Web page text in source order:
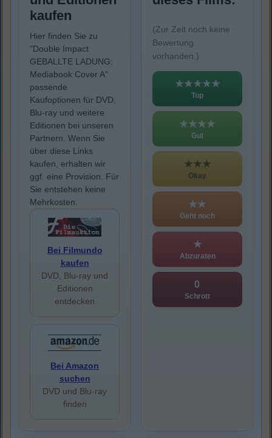
kaufen
Hier finden Sie zu
"Double Impact
GEBALLTE LADUNG:
Mediabook Cover A"
passende
Kaufoptionen für DVD,
Blu-ray und weitere
Editionen bei unseren
Partnern. Wenn Sie
über diese Links
kaufen, erhalten wir
ggf. eine Provision. Für
Sie entstehen keine
Mehrkosten.
Bei Filmundo
kaufen
DVD, Blu-ray und
Editionen
entdecken
Bei Amazon
suchen
DVD und Blu-ray
finden
(Zur Zeit noch keine
Bewertung
vorhanden.)
★★★★★
Top
★★★★
Gut
★★★
Okay
★★
Geht noch
★
Abzuraten
0
Schrott